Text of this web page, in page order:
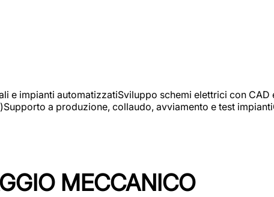
e impianti automatizzatiSviluppo schemi elettrici con CAD
a produzione, collaudo, avviamento e test
MECCANICO